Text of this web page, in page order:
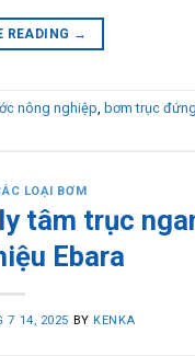
READING →
nông nghiệp bơm trục đứng
LOẠI BƠM
tâm trục
Ebara
7 14, 2025 BY KENKA